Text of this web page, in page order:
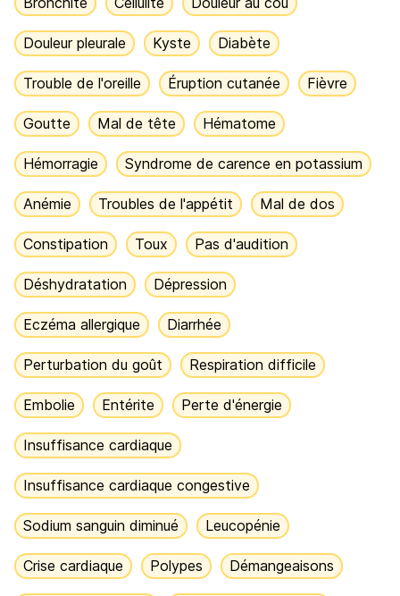
Douleur pleurale Kyste Diabète
Trouble de l'oreille Éruption cutanée Fièvre
Goutte Mal de tête Hématome
Hémorragie Syndrome de carence en potassium
Anémie Troubles de l'appétit Mal de dos
Constipation Toux Pas d'audition
Déshydratation Dépression
Eczéma allergique Diarrhée
Perturbation du goût Respiration difficile
Embolie Entérite Perte d'énergie
Insuffisance cardiaque
Insuffisance cardiaque congestive
Sodium sanguin diminué Leucopénie
Crise cardiaque Polypes Démangeaisons